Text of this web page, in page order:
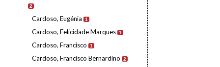
2
Cardoso, Eugénia 1
Cardoso, Felicidade Marques 1
Cardoso, Francisco 1
Cardoso, Francisco Bernardino 2